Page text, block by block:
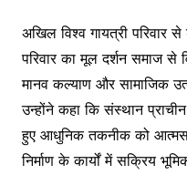
अखिल विश्व गायत्री परिवार
परिवार का मूल दर्शन समाज से
मानव कल्याण और सामाजिक
उन्होंने कहा कि संस्थान
हुए आधुनिक तकनीक को
निर्माण के कार्यों में सक्रिय